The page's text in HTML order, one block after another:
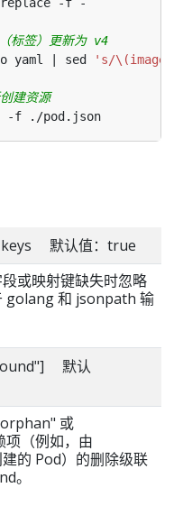
标签）更新为 v4
yaml | sed
's/\(image:
建资源
默认值：true
或映射键缺失时忽略
golang 和 jsonpath 输
默认
或
（例如，由
的 Pod）的删除级联
。